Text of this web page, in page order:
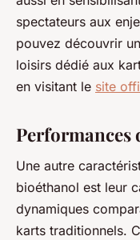
spectateurs aux
pouvez découvrir
loisirs dédié aux
en visitant le site
Performances
Une autre
bioéthanol est leur
dynamiques
karts traditionnels.